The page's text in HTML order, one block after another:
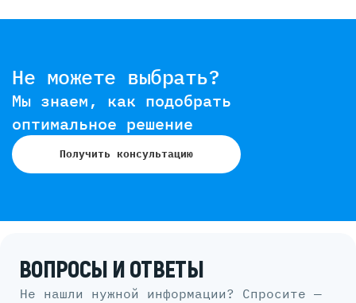
Не можете выбрать?
Мы знаем, как подобрать
оптимальное решение
Получить консультацию
ВОПРОСЫ И ОТВЕТЫ
Не нашли нужной информации? Спросите —